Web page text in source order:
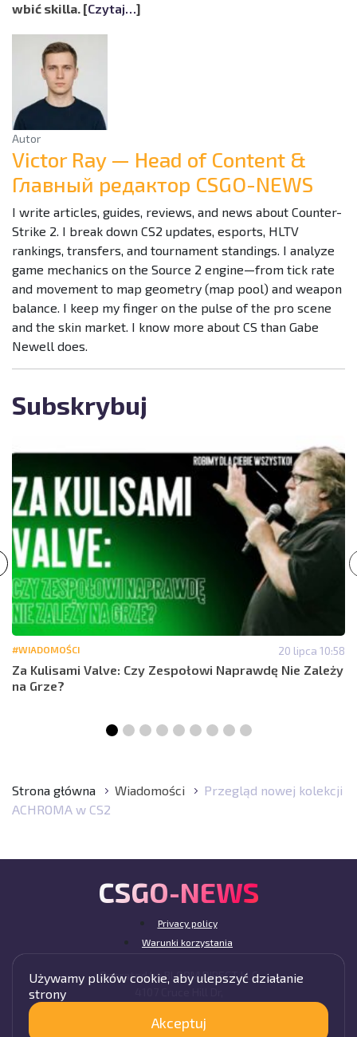
wbić skilla. [Czytaj…]
Autor
Victor Ray — Head of Content &
Главный редактор CSGO-NEWS
I write articles, guides, reviews, and news about Counter-
Strike 2. I break down CS2 updates, esports, HLTV
rankings, transfers, and tournament standings. I analyze
game mechanics on the Source 2 engine—from tick rate
and movement to map geometry (map pool) and weapon
balance. I keep my finger on the pulse of the pro scene
and the skin market. I know more about CS than Gabe
Newell does.
Subskrybuj
#WIADOMOŚCI 20 lipca 10:58
Za Kulisami Valve: Czy Zespołowi Naprawdę Nie Zależy
na Grze?
Strona główna Wiadomości
Przegląd nowej kolekcji
ACHROMA w CS2
CSGO-NEWS
Privacy policy
Warunki korzystania
Operated by BLOOM DIRECT LLC
Używamy plików cookie, aby ulepszyć działanie
strony
Akceptuj